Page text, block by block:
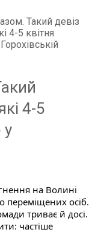
Такий девіз
4-5 квітня
4-5
у
на Волині
переміщених осіб.
триває й досі.
частіше